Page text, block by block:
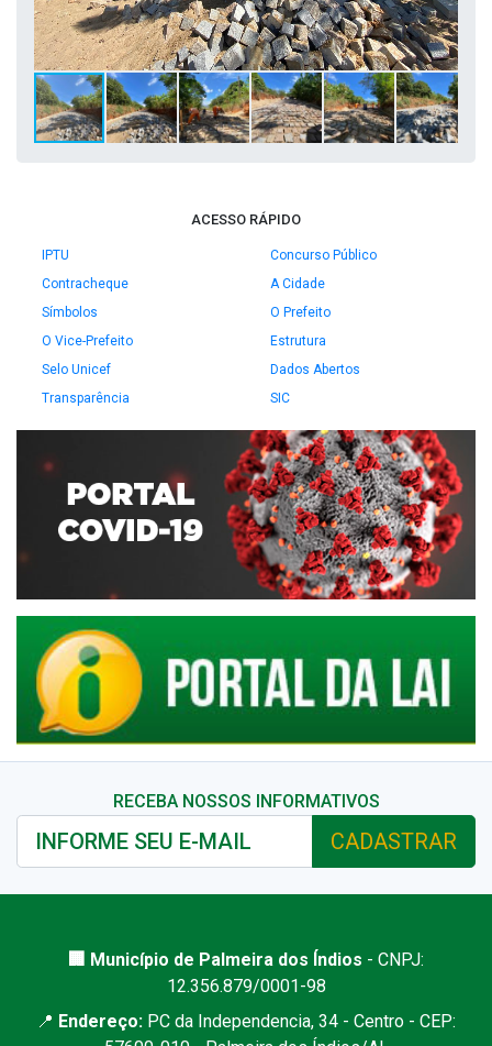
ACESSO RÁPIDO
IPTU
Concurso Público
Contracheque
A Cidade
Símbolos
O Prefeito
O Vice-Prefeito
Estrutura
Selo Unicef
Dados Abertos
Transparência
SIC
RECEBA NOSSOS INFORMATIVOS
CADASTRAR
🏢 Município de Palmeira dos Índios - CNPJ:
12.356.879/0001-98
📍 Endereço: PC da Independencia, 34 - Centro - CEP: